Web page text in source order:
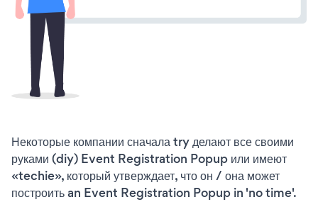
Некоторые компании сначала try делают все своими
руками (diy) Event Registration Popup или имеют
«techie», который утверждает, что он / она может
построить an Event Registration Popup in 'no time'.